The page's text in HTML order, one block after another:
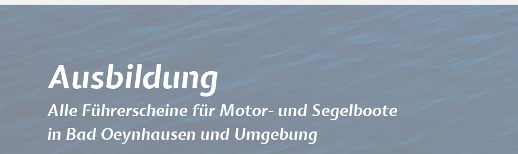
Ausbildung
Alle Führerscheine für Motor- und Segelboote
in Bad Oeynhausen und Umgebung